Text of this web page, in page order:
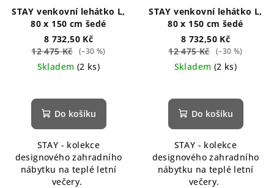
STAY venkovní lehátko L,
80 x 150 cm šedé
8 732,50 Kč
12 475 Kč (–30 %)
Skladem (2 ks)
hodnocení
produktu
z
5
hvězdiček.
Do košíku
STAY - kolekce
designového zahradního
nábytku na teplé letní
večery.
STAY venkovní lehátko L,
80 x 150 cm šedé
8 732,50 Kč
12 475 Kč (–30 %)
Skladem (2 ks)
Do košíku
STAY - kolekce
designového zahradního
nábytku na teplé letní
večery.